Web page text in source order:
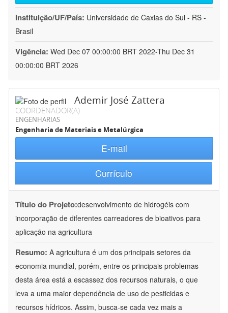
Instituição/UF/País: Universidade de Caxias do Sul - RS -
Brasil
Vigência: Wed Dec 07 00:00:00 BRT 2022-Thu Dec 31
00:00:00 BRT 2026
Ademir José Zattera
COORDENADOR(A)
ENGENHARIAS
Engenharia de Materiais e Metalúrgica
E-mail
Currículo
Título do Projeto:desenvolvimento de hidrogéis com
incorporação de diferentes carreadores de bioativos para
aplicação na agricultura
Resumo: A agricultura é um dos principais setores da
economia mundial, porém, entre os principais problemas
desta área está a escassez dos recursos naturais, o que
leva a uma maior dependência de uso de pesticidas e
recursos hídricos. Assim, busca-se cada vez mais a